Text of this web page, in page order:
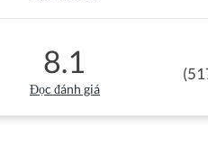
8.1
Đọc đánh giá